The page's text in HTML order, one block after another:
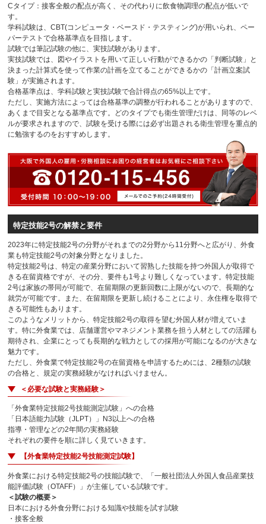
Cタイプ：接客全般の配点が高く、その代わりに飲食物調理の配点が低いで
す。
学科試験は、CBT(コンピュータ・ベースド・テスティング)が用いられ、ペー
パーテストで合格基準点を目指します。
試験では筆記試験の他に、実技試験があります。
実技試験では、図やイラストを用いて正しい行動ができるかの「判断試験」と
決まった計算式を使って作業の計画を立てることができるかの「計画立案試
験」が実施されます。
合格基準点は、学科試験と実技試験で合計得点の65%以上です。
ただし、実施方法によっては合格基準の調整が行われることがありますので、
あくまで目安となる基準点です。どのタイプでも衛生管理だけは、同等のレベ
ルが要求されますので、試験を受ける際には必ず出題される衛生管理を重点的
に勉強するのをおすすめします。
特定技能2号の解禁と要件
2023年に特定技能2号の分野がそれまでの2分野から11分野へと広がり、外食
業も特定技能2号の対象分野となりました。
特定技能2号は、特定の産業分野において習熟した技能を持つ外国人が取得で
きる在留資格ですが、その分、要件も1号より難しくなっています。特定技能
2号は家族の帯同が可能で、在留期限の更新回数に上限がないので、長期的な
就労が可能です。また、在留期限を更新し続けることにより、永住権を取得で
きる可能性もあります。
このようなメリットから、特定技能2号の取得を望む外国人材が増えていま
す。特に外食業では、店舗運営やマネジメント業務を担う人材としての活躍も
期待され、企業にとっても長期的な戦力としての採用が可能になるのが大きな
魅力です。
ただし、外食業で特定技能2号の在留資格を申請するためには、2種類の試験
の合格と、規定の実務経験がなければいけません。
＜必要な試験と実務経験＞
「外食業特定技能2号技能測定試験」への合格
「日本語能力試験（JLPT）」N3以上への合格
指導・管理などの2年間の実務経験
それぞれの要件を順に詳しく見ていきます。
【外食業特定技能2号技能測定試験】
外食業における特定技能2号の技能試験で、「一般社団法人外国人食品産業技
能評価試験（OTAFF）」が主催している試験です。
＜試験の概要＞
日本における外食分野における知識や技能を試す試験
・接客全般